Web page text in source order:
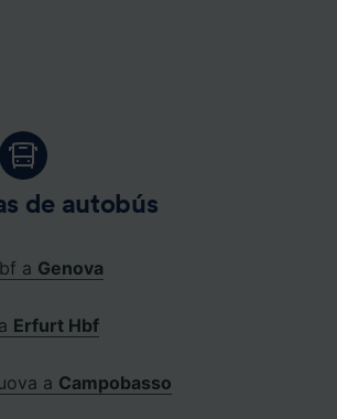
de autobús
a Genova
Erfurt Hbf
a Campobasso